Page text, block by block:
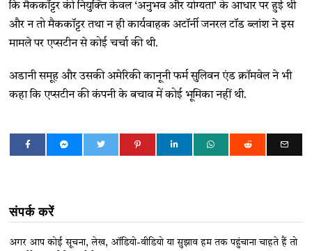
कि मैककॉट्टर की नियुक्ति केवल ‘अनुभव और योग्यता’ के आधार पर हुई थी
और न तो मैककॉट्टर तथा न ही कार्यवाहक अटॉर्नी जनरल टॉड ब्लांश ने इस
मामले पर एप्सटीन से कोई चर्चा की थी.
अडानी समूह और उसकी अमेरिकी कानूनी फर्म सुलिवन एंड क्रॉमवेल ने भी
कहा कि एप्सटीन की कंपनी के बचाव में कोई भूमिका नहीं थी.
संपर्क करें
अगर आप कोई सूचना, लेख, ऑडियो-वीडियो या सुझाव हम तक पहुंचाना चाहते हैं तो